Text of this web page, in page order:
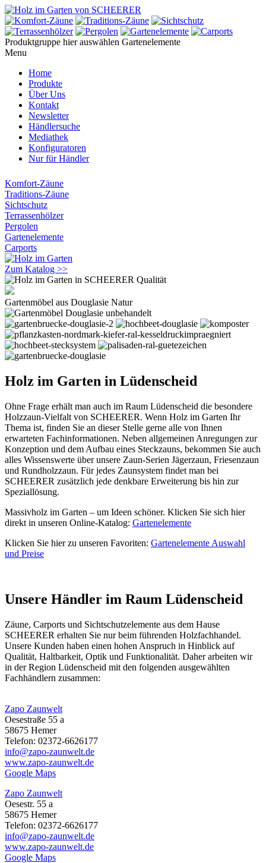
Produktgruppe hier auswählen Gartenelemente
Menu
Home
Produkte
Über Uns
Kontakt
Newsletter
Händlersuche
Mediathek
Konfiguratoren
Nur für Händler
Komfort-Zäune
Traditions-Zäune
Sichtschutz
Terrassenhölzer
Pergolen
Gartenelemente
Carports
Zum Katalog >>
Gartenmöbel aus Douglasie Natur
Holz im Garten in Lüdenscheid
Ohne Frage erhält man auch im Raum Lüdenscheid die besondere
Holzzaun-Vielfalt von SCHEERER. Wenn Holz im Garten Ihr
Thema ist, finden Sie an dieser Stelle gerne alle von Ihnen
erwarteten Fachinformationen. Neben allgemeinen Anregungen zur
Konzeption und dem Aufbau eines Steckzauns, bekommen Sie auch
alles Wissenswerte über unsere Zaun-Serien Jägerzaun, Friesenzaun
und Rundholzzaun. Für jedes Zaunsystem findet man bei
SCHEERER zusätzlich jede denkbare Erweiterung bis hin zur
Speziallösung.
Massivholz im Garten – um Ideen schöner. Klicken Sie sich hier
direkt in unseren Online-Katalog: Gartenelemente
Klicken Sie hier zu unseren Favoriten: Gartenelemente Auswahl
und Preise
Unsere Händler im Raum Lüdenscheid
Zäune, Carports und Sichtschutzelemente aus dem Hause
SCHEERER erhalten Sie nur beim führenden Holzfachhandel.
Unsere Kunden haben einen hohen Anspruch in Hinblick auf
Qualität, Haltbarkeit, Optik und Funktionalität. Daher arbeiten wir
in der Region Lüdenscheid mit den folgenden ausgewählten
Fachhändlern zusammen:
Zapo Zaunwelt
Oesestraße 55 a
58675 Hemer
Telefon: 02372-6626177
info@zapo-zaunwelt.de
www.zapo-zaunwelt.de
Google Maps
Zapo Zaunwelt
Oesestr. 55 a
58675 Hemer
Telefon: 02372-6626177
info@zapo-zaunwelt.de
www.zapo-zaunwelt.de
Google Maps